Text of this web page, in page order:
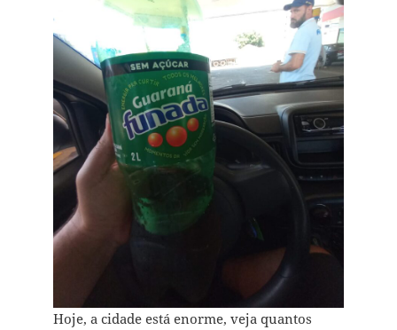
Hoje, a cidade está enorme, veja quantos